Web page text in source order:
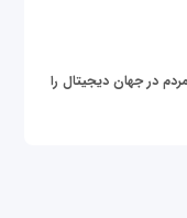
در جهان دیجیتال را